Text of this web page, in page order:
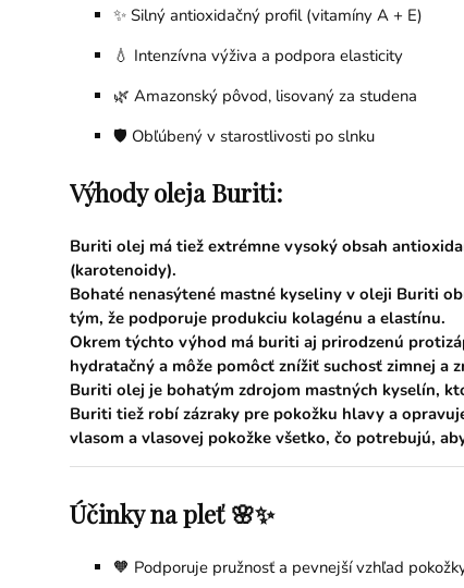
✨ Silný antioxidačný profil (vitamíny A + E)
💧 Intenzívna výživa a podpora elasticity
🌿 Amazonský pôvod, lisovaný za studena
🛡️ Obľúbený v starostlivosti po slnku
Výhody oleja Buriti:
Buriti olej má tiež extrémne vysoký obsah
(karotenoidy).
Bohaté nenasýtené mastné kyseliny v oleji Buriti
tým, že podporuje produkciu kolagénu a elastínu.
Okrem týchto výhod má buriti aj prirodzenú
hydratačný a môže pomôcť znížiť suchosť zimnej a
Buriti olej je bohatým zdrojom mastných kyselín,
Buriti tiež robí zázraky pre pokožku hlavy a
vlasom a vlasovej pokožke všetko, čo potrebujú,
Účinky na pleť 🌸✨
🧡 Podporuje pružnosť a pevnejší vzhľad